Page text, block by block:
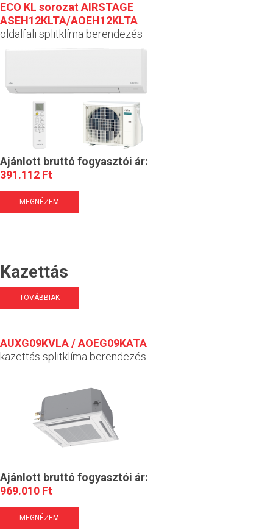
ECO KL sorozat AIRSTAGE
ASEH12KLTA/AOEH12KLTA
oldalfali splitklíma berendezés
Ajánlott bruttó fogyasztói ár:
391.112 Ft
MEGNÉZEM
Kazettás
TOVÁBBIAK
AUXG09KVLA / AOEG09KATA
kazettás splitklíma berendezés
Ajánlott bruttó fogyasztói ár:
969.010 Ft
MEGNÉZEM